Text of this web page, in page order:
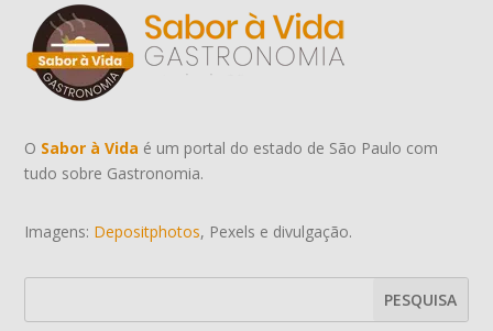
O Sabor à Vida é um portal do estado de São Paulo com
tudo sobre Gastronomia.
Imagens: Depositphotos, Pexels e divulgação.